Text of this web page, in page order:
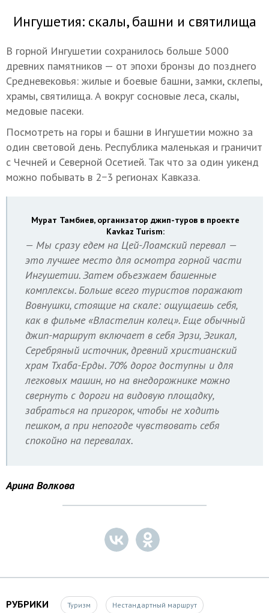
Ингушетия: скалы, башни и святилища
В горной Ингушетии сохранилось больше 5000
древних памятников — от эпохи бронзы до позднего
Средневековья: жилые и боевые башни, замки, склепы,
храмы, святилища. А вокруг сосновые леса, скалы,
медовые пасеки.
Посмотреть на горы и башни в Ингушетии можно за
один световой день. Республика маленькая и граничит
с Чечней и Северной Осетией. Так что за один уикенд
можно побывать в 2−3 регионах Кавказа.
Мурат Тамбиев, организатор джип-туров в проекте
Kavkaz Turism:
— Мы сразу едем на Цей-Лоамский перевал —
это лучшее место для осмотра горной части
Ингушетии. Затем объезжаем башенные
комплексы. Больше всего туристов поражают
Вовнушки, стоящие на скале: ощущаешь себя,
как в фильме «Властелин колец». Еще обычный
джип-маршрут включает в себя Эрзи, Эгикал,
Серебряный источник, древний христианский
храм Тхаба-Ерды. 70% дорог доступны и для
легковых машин, но на внедорожнике можно
свернуть с дороги на видовую площадку,
забраться на пригорок, чтобы не ходить
пешком, а при непогоде чувствовать себя
спокойно на перевалах.
Арина Волкова
РУБРИКИ Туризм Нестандартный маршрут